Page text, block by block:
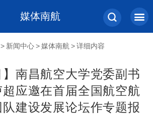
媒体南航
> 新闻中心 > 媒体南航 > 详细内容
】南昌航空大学党委副书
应邀在首届全国航空航
建设发展论坛作专题报